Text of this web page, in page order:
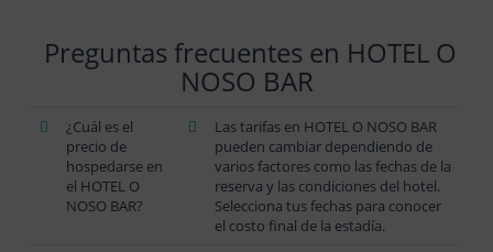
Preguntas frecuentes en HOTEL O
NOSO BAR
¿Cuál es el
precio de
hospedarse en
el HOTEL O
NOSO BAR?
Las tarifas en HOTEL O NOSO BAR
pueden cambiar dependiendo de
varios factores como las fechas de la
reserva y las condiciones del hotel.
Selecciona tus fechas para conocer
el costo final de la estadía.